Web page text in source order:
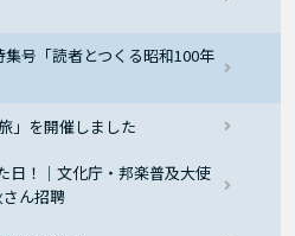
集号「読者とつくる昭和100年
」を開催しました
日！｜文化庁・邦楽普及大使
さん招聘